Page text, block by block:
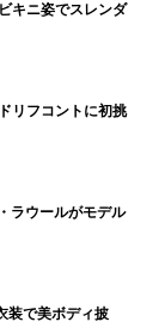
キニ姿でスレンダ
リフコントに初挑
ラウールがモデル
装で美ボディ披